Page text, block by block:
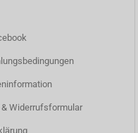
Widerrufsformular